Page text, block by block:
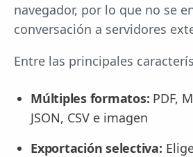
navegador, por lo que no se
conversación a servidores
Entre las principales
Múltiples formatos: PDF,
JSON, CSV e imagen
Exportación selectiva: